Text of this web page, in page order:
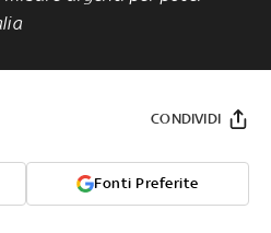
Fonti Preferite
CONDIVIDI